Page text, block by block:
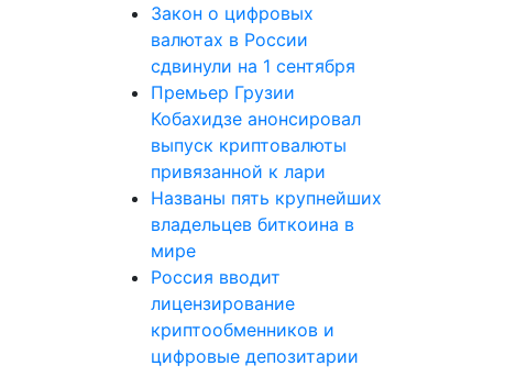
Закон о цифровых
валютах в России
сдвинули на 1 сентября
Премьер Грузии
Кобахидзе анонсировал
выпуск криптовалюты
привязанной к лари
Названы пять крупнейших
владельцев биткоина в
мире
Россия вводит
лицензирование
криптообменников и
цифровые депозитарии